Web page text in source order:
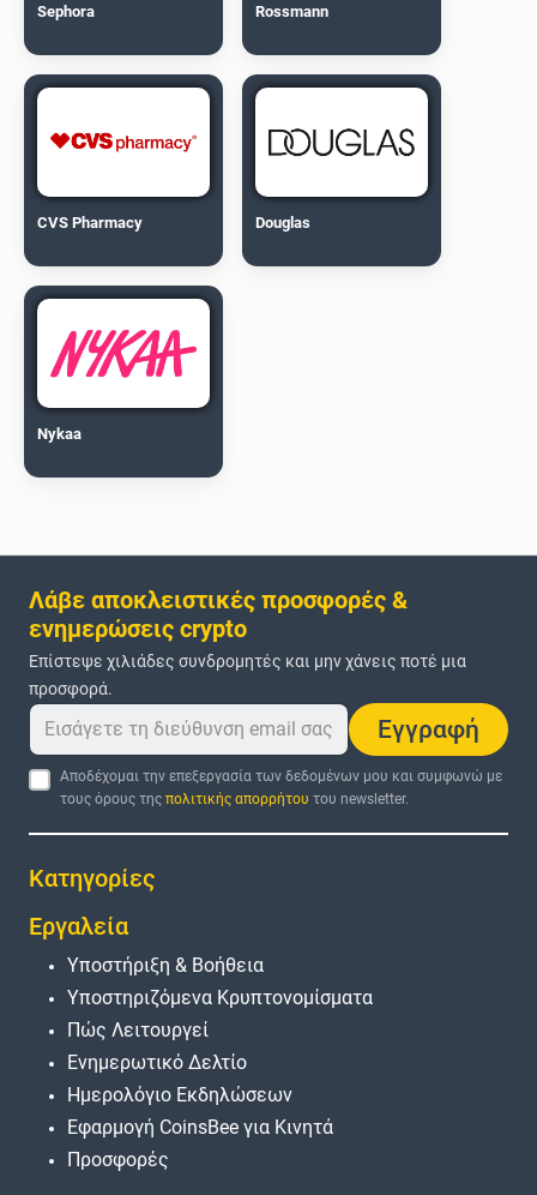
Sephora Rossmann
CVS Pharmacy Douglas
Nykaa
Λάβε αποκλειστικές προσφορές &
ενημερώσεις crypto
Επίστεψε χιλιάδες συνδρομητές και μην χάνεις ποτέ μια
προσφορά.
Εγγραφή
Αποδέχομαι την επεξεργασία των δεδομένων μου και συμφωνώ με
τους όρους τηςπολιτικής απορρήτου του newsletter.
Κατηγορίες
Εργαλεία
Υποστήριξη & Βοήθεια
Υποστηριζόμενα Κρυπτονομίσματα
Πώς Λειτουργεί
Ενημερωτικό Δελτίο
Ημερολόγιο Εκδηλώσεων
Εφαρμογή CoinsBee για Κινητά
Προσφορές